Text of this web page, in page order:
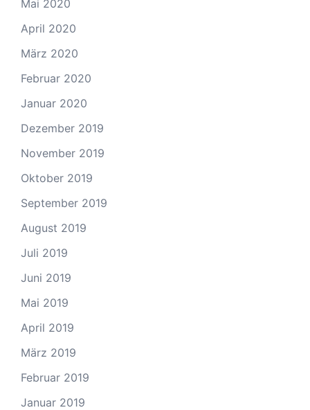
Mai 2020
April 2020
März 2020
Februar 2020
Januar 2020
Dezember 2019
November 2019
Oktober 2019
September 2019
August 2019
Juli 2019
Juni 2019
Mai 2019
April 2019
März 2019
Februar 2019
Januar 2019